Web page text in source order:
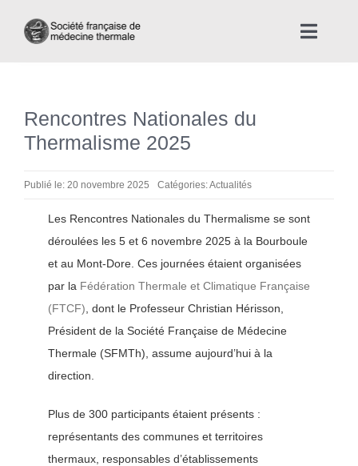
Toggle
Nous connaître
Instances professionnelles de la Médecine Thermale
Actualités
La presse thermale et climatique
Médiathèque
Rencontres Nationales du
Thermalisme 2025
Publié le: 20 novembre 2025 Catégories:Actualités
Les Rencontres Nationales du Thermalisme se sont
déroulées les 5 et 6 novembre 2025 à la Bourboule
et au Mont-Dore. Ces journées étaient organisées
par la Fédération Thermale et Climatique Française
(FTCF) , dont le Professeur Christian Hérisson,
Président de la Société Française de Médecine
Thermale (SFMTh), assume aujourd’hui à la
direction.
Plus de 300 participants étaient présents :
représentants des communes et territoires
thermaux, responsables d’établissements